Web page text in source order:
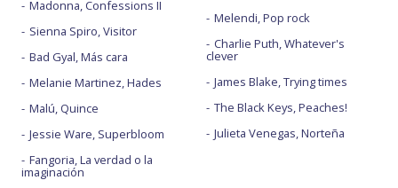
Madonna, Confessions II
Sienna Spiro, Visitor
Bad Gyal, Más cara
Melanie Martinez, Hades
Malú, Quince
Jessie Ware, Superbloom
Fangoria, La verdad o la
imaginación
Melendi, Pop rock
Charlie Puth, Whatever's
clever
James Blake, Trying times
The Black Keys, Peaches!
Julieta Venegas, Norteña